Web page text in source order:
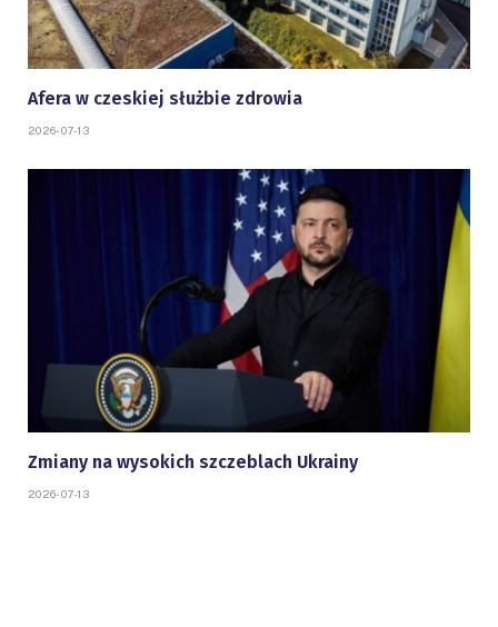
Afera w czeskiej służbie zdrowia
2026-07-13
Zmiany na wysokich szczeblach Ukrainy
2026-07-13